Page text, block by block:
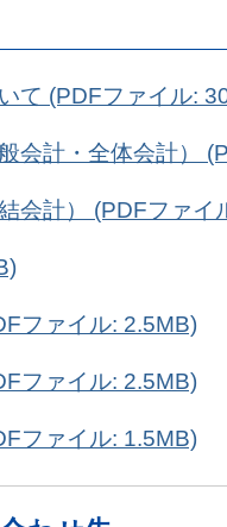
て (PDFファイル:
会計・全体会計）
会計） (PDFファイ
ファイル: 2.5MB)
ファイル: 2.5MB)
ファイル: 1.5MB)